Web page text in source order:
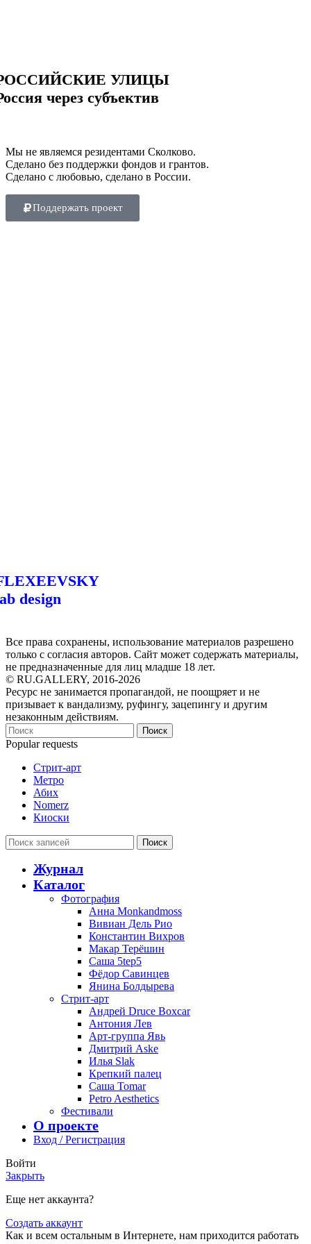
УЛИЦЫ
через субъектив
Мы не являемся резидентами Сколково.
Сделано без поддержки фондов и грантов.
Сделано с любовью, сделано в России.
Поддержать проект
design
Все права сохранены, использование материалов разрешено
только с согласия авторов. Сайт может содержать материалы,
не предназначенные для лиц младше 18 лет.
© RU.GALLERY, 2016-2026
Ресурс не занимается пропагандой, не поощряет и не
призывает к вандализму, руфингу, зацепингу и другим
незаконным действиям.
Поиск
Popular requests
Стрит-арт
Метро
Абих
Nomerz
Киоски
Поиск
Журнал
Каталог
Фотография
Анна Monkandmoss
Вивиан Дель Рио
Константин Вихров
Макар Терёшин
Саша 5tep5
Фёдор Савинцев
Янина Болдырева
Стрит-арт
Андрей Druce Boxcar
Антония Лев
Арт-группа Явь
Дмитрий Aske
Илья Slak
Крепкий палец
Саша Tomar
Petro Aesthetics
Фестивали
О проекте
Вход / Регистрация
Войти
Закрыть
Еще нет аккаунта?
Создать аккаунт
Как и всем остальным в Интернете, нам приходится работать